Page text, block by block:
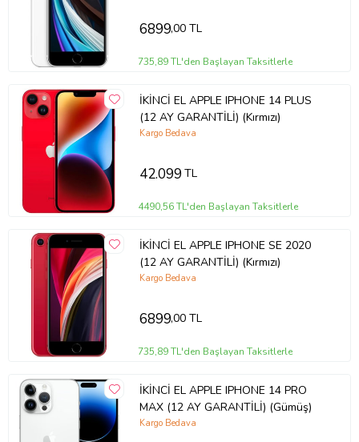
Aynı gün / ertesi gün gönderim
ℹ️ Önemli Bilgilendirme
Ürünlerikinci elkategorisindedir
Kozmetik durumda hafif kullanım izleri bulunabilir
Görseller temsilidir, gönderilen ürünle birebir aynı olmayabilir
Garanti belgesi ürünle birlikte gönderilmektedir
🔒 Güvenli Alışveriş
Yasal mevzuata uygun
Faturalı ve garantili satış
Satış sonrası destek hizmeti
Ürün Kodu:kcm11648644
6899,00 TL
735,89 TL'den Başlayan Taksitlerle
İKİNCİ EL APPLE IPHONE 14 PLUS
(12 AY GARANTİLİ) (Kırmızı)
Kargo Bedava
42.099TL
4490,56 TL'den Başlayan Taksitlerle
İKİNCİ EL APPLE IPHONE SE 2020
(12 AY GARANTİLİ) (Kırmızı)
Kargo Bedava
6899,00 TL
735,89 TL'den Başlayan Taksitlerle
İKİNCİ EL APPLE IPHONE 14 PRO
MAX (12 AY GARANTİLİ) (Gümüş)
Kargo Bedava